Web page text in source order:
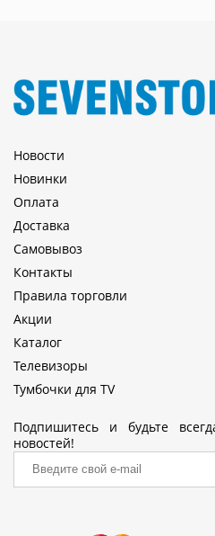
Новости
Новинки
Оплата
Доставка
Самовывоз
Контакты
Правила торговли
Акции
Каталог
Телевизоры
Тумбочки для TV
Подпишитесь и будьте
новостей!